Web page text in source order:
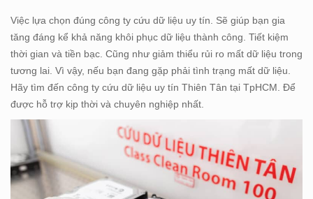
Việc lựa chọn đúng công ty cứu dữ liệu uy tín. Sẽ giúp bạn gia
tăng đáng kể khả năng khôi phục dữ liệu thành công. Tiết kiệm
thời gian và tiền bạc. Cũng như giảm thiểu rủi ro mất dữ liệu trong
tương lai. Vì vậy, nếu bạn đang gặp phải tình trạng mất dữ liệu.
Hãy tìm đến công ty cứu dữ liệu uy tín Thiên Tân tại TpHCM. Để
được hỗ trợ kịp thời và chuyên nghiệp nhất.